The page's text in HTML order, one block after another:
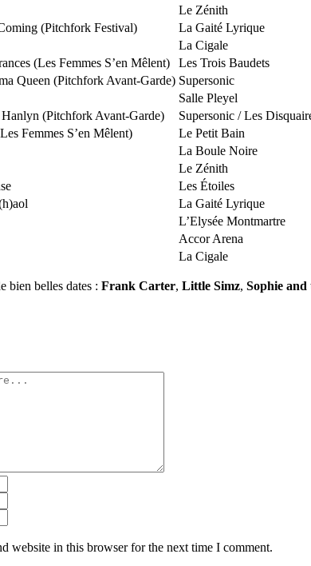
Le Zénith
(Pitchfork Festival)
La Gaité Lyrique
La Cigale
(Les Femmes S’en Mêlent)
Les Trois Baudets
Queen (Pitchfork Avant-Garde) Supersonic
Salle Pleyel
(Pitchfork Avant-Garde)
Supersonic / Les
Femmes S’en Mêlent)
Le Petit Bain
La Boule Noire
Le Zénith
Les Étoiles
La Gaité Lyrique
L’Elysée Montmartre
Accor Arena
La Cigale
bien belles dates : Frank Carter, Little Simz, Sophie and
website in this browser for the next time I comment.